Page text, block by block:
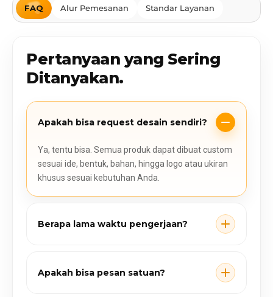
FAQ Alur Pemesanan Standar Layanan
Pertanyaan yang Sering
Ditanyakan.
Apakah bisa request desain sendiri?
Ya, tentu bisa. Semua produk dapat dibuat custom
sesuai ide, bentuk, bahan, hingga logo atau ukiran
khusus sesuai kebutuhan Anda.
Berapa lama waktu pengerjaan?
Apakah bisa pesan satuan?